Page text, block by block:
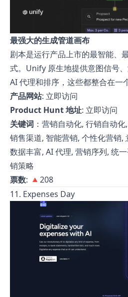
最强大的生成管道画布
剧本是运行产品上市的最智能、
式。Unify 原生地提供意图信号、
AI 代理和排序，这些都整合在一
产品网站: 立即访问
Product Hunt 地址: 立即访问
关键词 ：营销自动化, 行销自动
销售渠道, 智能营销, 个性化营销,
数据丰富, AI 代理, 营销序列, 统
销策略
票数: 🔺208
11. Expenses Day